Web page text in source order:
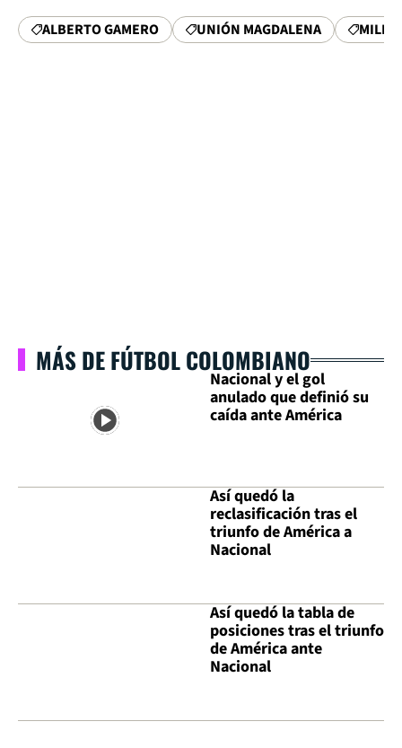
ALBERTO GAMERO UNIÓN MAGDALENA
MÁS DE FÚTBOL COLOMBIANO
Nacional y el gol
anulado que definió su
caída ante América
Así quedó la
reclasificación tras el
triunfo de América a
Nacional
Así quedó la tabla de
posiciones tras el triunfo
de América ante
Nacional